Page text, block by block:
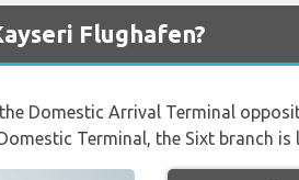
Flughafen?
Domestic Arrival Terminal
Terminal, the Sixt branch